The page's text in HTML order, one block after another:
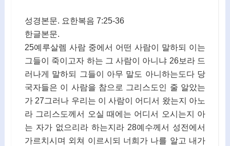
성경본문. 요한복음 7:25-36
한글본문.
25예루살렘 사람 중에서 어떤 사람이 말하되 이는
그들이 죽이고자 하는 그 사람이 아니냐 26보라 드
러나게 말하되 그들이 아무 말도 아니하는도다 당
국자들은 이 사람을 참으로 그리스도인 줄 알았는
가 27그러나 우리는 이 사람이 어디서 왔는지 아노
라 그리스도께서 오실 때에는 어디서 오시는지 아
는 자가 없으리라 하는지라 28예수께서 성전에서
가르치시며 외쳐 이르시되 너희가 나를 알고 내가